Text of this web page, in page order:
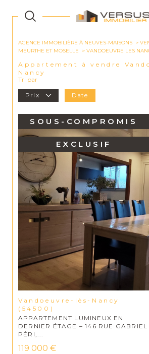
AGENCE IMMOBILIÈRE À NEUVES-MAISONS
MEURTHE ET MOSELLE
VANDOEUVRE LES
Appartement à vendre Vandoeuvre-Les-
Nancy
Tri par
Prix Date
SOUS-COMPROMIS
EXCLUSIF
Vandoeuvre-lès-Nancy
(54500)
APPARTEMENT LUMINEUX EN
DERNIER ÉTAGE – 146 RUE GABRIEL
PÉRI,...
119 000 €